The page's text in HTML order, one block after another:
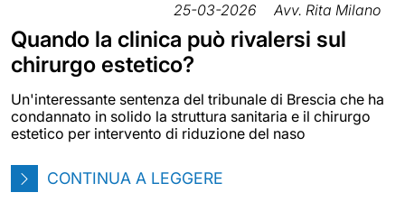
25-03-2026 Avv. Rita Milano
Quando la clinica può rivalersi sul
chirurgo estetico?
Un'interessante sentenza del tribunale di Brescia che ha
condannato in solido la struttura sanitaria e il chirurgo
estetico per intervento di riduzione del naso
CONTINUA A LEGGERE